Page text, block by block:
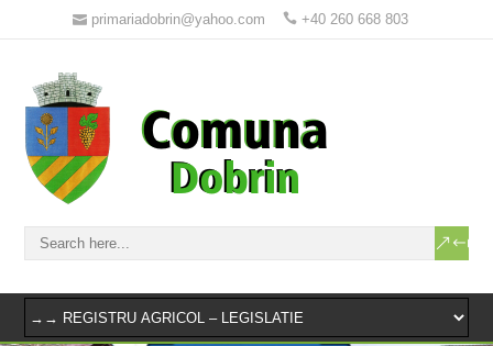
primariadobrin@yahoo.com +40 260 668 803